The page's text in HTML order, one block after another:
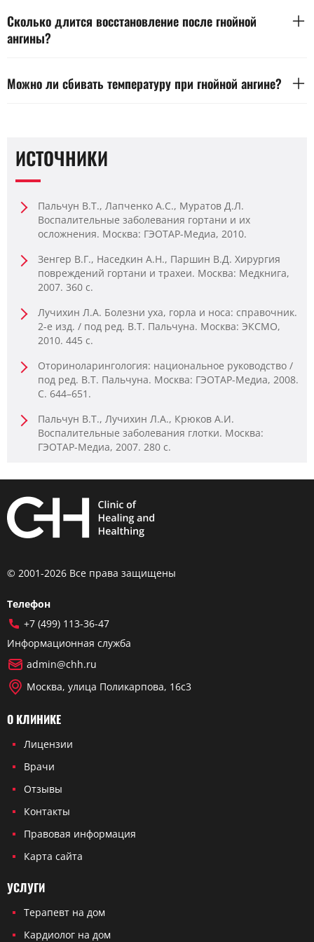
болью в горле и налетом на миндалинах. Температура часто
поднимается выше 38,5. Для подтверждения диагноза
проводят осмотр и мазок.
Сколько длится восстановление после гнойной
ангины?
своевременном лечении. Полное восстановление требует до
двух недель — с учетом иммунного ответа и перенесенной
Можно ли сбивать температуру при гнойной ангине?
ИСТОЧНИКИ
Пальчун В.Т., Лапченко А.С., Муратов Д.Л.
Воспалительные заболевания гортани и их
осложнения. Москва: ГЭОТАР-Медиа, 2010.
Зенгер В.Г., Наседкин А.Н., Паршин В.Д. Хирургия
повреждений гортани и трахеи. Москва: Медкнига,
2007. 360 с.
Лучихин Л.А. Болезни уха, горла и носа: справочник.
2-е изд. / под ред. В.Т. Пальчуна. Москва: ЭКСМО,
2010. 445 с.
Оториноларингология: национальное руководство /
под ред. В.Т. Пальчуна. Москва: ГЭОТАР-Медиа, 2008.
С. 644–651.
Пальчун В.Т., Лучихин Л.А., Крюков А.И.
Воспалительные заболевания глотки. Москва:
ГЭОТАР-Медиа, 2007. 280 с.
© 2001-2026 Все права защищены
Телефон
+7 (499) 113-36-47
Информационная служба
admin@chh.ru
Москва, улица Поликарпова, 16с3
О КЛИНИКЕ
Лицензии
Врачи
Отзывы
Контакты
Правовая информация
Карта сайта
УСЛУГИ
Терапевт на дом
Кардиолог на дом